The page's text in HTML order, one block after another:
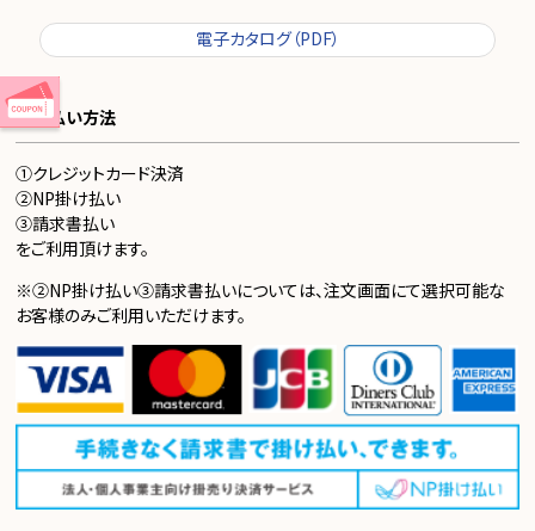
電子カタログ（PDF）
お支払い方法
①クレジットカード決済
②NP掛け払い
③請求書払い
をご利用頂けます。
※②NP掛け払い③請求書払いについては、注文画面にて選択可能な
お客様のみご利用いただけます。